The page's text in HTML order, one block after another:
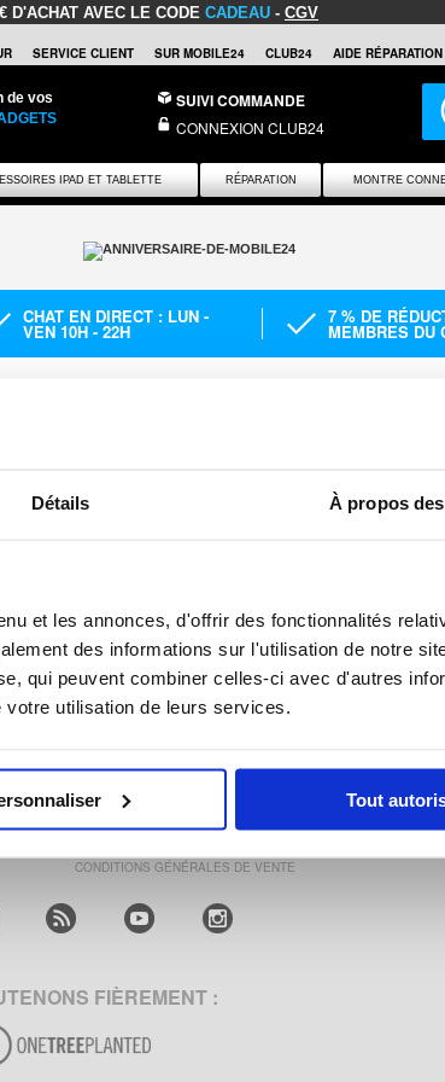
Détails À propos
et les annonces, d'offrir des fonctionnalités
des informations sur l'utilisation de notre
qui peuvent combiner celles-ci avec d'autres
utilisation de leurs services.
Tout
D'ACHAT AVEC LE CODE CADEAU - CGV
SERVICE CLIENT SUR MOBILE24 CLUB24 AIDE RÉPARATION
de vos
SUIVI COMMANDE
CONNEXION CLUB24
IPAD ET TABLETTE RÉPARATION MONTRE
CHAT EN DIRECT : LUN -
VEN 10H - 22H
7 % DE
MEMBRES DU
& PIÈCES
DÉTACHÉES
SUIVI DE COMMANDE BLOG
CONDITIONS GÉNÉRALES DE VENTE
FIÈREMENT :